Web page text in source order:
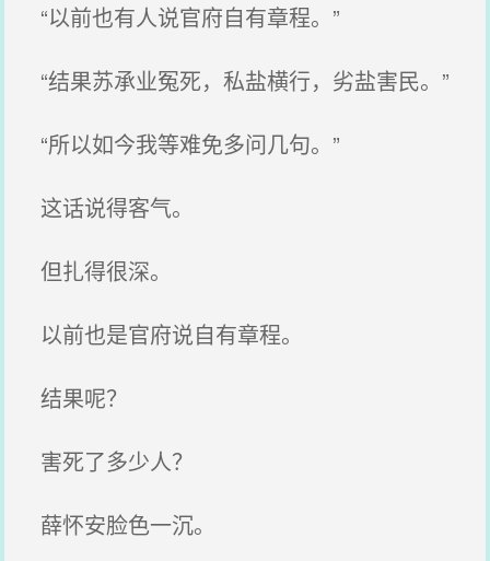
“以前也有人说官府自有章程。”
“结果苏承业冤死，私盐横行，劣盐害民。”
“所以如今我等难免多问几句。”
这话说得客气。
但扎得很深。
以前也是官府说自有章程。
结果呢？
害死了多少人？
薛怀安脸色一沉。